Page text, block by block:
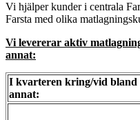
Vi hjälper kunder i centrala
Farsta med olika
Vi levererar aktiv
annat:
I kvarteren kring/vid bland
annat: